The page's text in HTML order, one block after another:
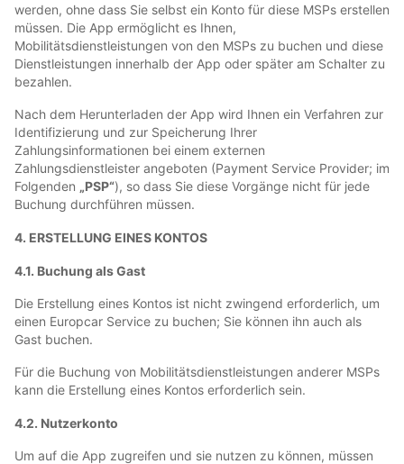
werden, ohne dass Sie selbst ein Konto für diese MSPs erstellen
müssen. Die App ermöglicht es Ihnen,
Mobilitätsdienstleistungen von den MSPs zu buchen und diese
Dienstleistungen innerhalb der App oder später am Schalter zu
bezahlen.
Nach dem Herunterladen der App wird Ihnen ein Verfahren zur
Identifizierung und zur Speicherung Ihrer
Zahlungsinformationen bei einem externen
Zahlungsdienstleister angeboten (Payment Service Provider; im
Folgenden „PSP“), so dass Sie diese Vorgänge nicht für jede
Buchung durchführen müssen.
4. ERSTELLUNG EINES KONTOS
4.1. Buchung als Gast
Die Erstellung eines Kontos ist nicht zwingend erforderlich, um
einen Europcar Service zu buchen; Sie können ihn auch als
Gast buchen.
Für die Buchung von Mobilitätsdienstleistungen anderer MSPs
kann die Erstellung eines Kontos erforderlich sein.
4.2. Nutzerkonto
Um auf die App zugreifen und sie nutzen zu können, müssen